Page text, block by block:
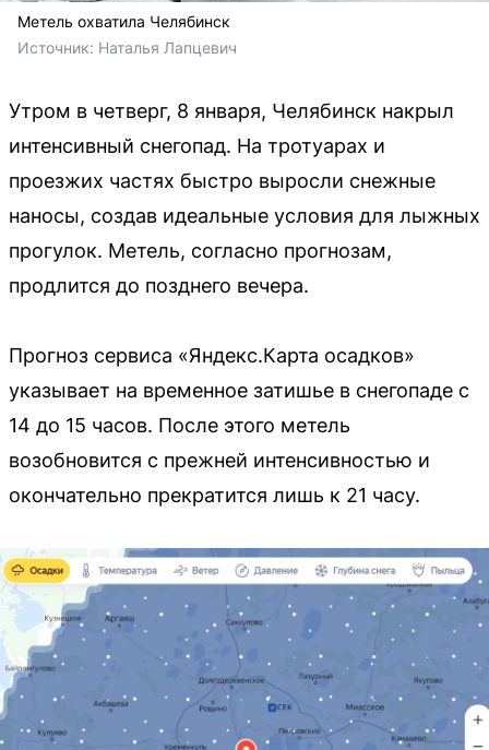
Метель охватила Челябинск
Источник: Наталья Лапцевич
Утром в четверг, 8 января, Челябинск накрыл
интенсивный снегопад. На тротуарах и
проезжих частях быстро выросли снежные
наносы, создав идеальные условия для лыжных
прогулок. Метель, согласно прогнозам,
продлится до позднего вечера.
Прогноз сервиса «Яндекс.Карта осадков»
указывает на временное затишье в снегопаде с
14 до 15 часов. После этого метель
возобновится с прежней интенсивностью и
окончательно прекратится лишь к 21 часу.